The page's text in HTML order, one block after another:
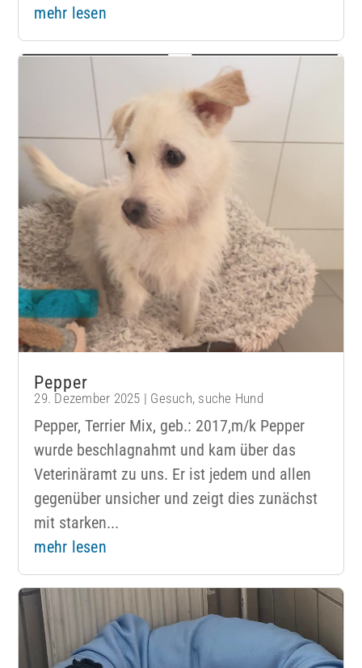
mehr lesen
Pepper
29. Dezember 2025 | Gesuch, suche Hund
Pepper, Terrier Mix, geb.: 2017,m/k Pepper
wurde beschlagnahmt und kam über das
Veterinäramt zu uns. Er ist jedem und allen
gegenüber unsicher und zeigt dies zunächst
mit starken...
mehr lesen